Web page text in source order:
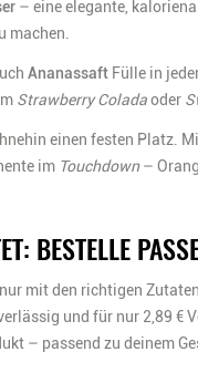
– eine elegante,
machen.
Ananassaft Fülle in
Strawberry Coladaoder
einen festen Platz.
im Touchdown–
BESTELLE
mit den richtigen
und für nur 2,89 €
– passend zu deinem